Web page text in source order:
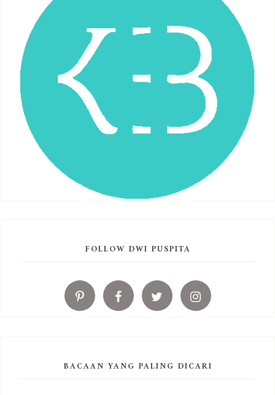
FOLLOW DWI PUSPITA
BACAAN YANG PALING DICARI